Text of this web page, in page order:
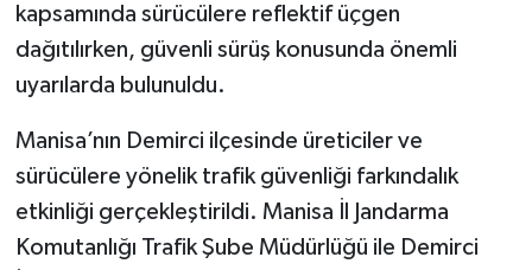
kapsamında sürücülere reflektif üçgen
dağıtılırken, güvenli sürüş konusunda önemli
uyarılarda bulunuldu.
Manisa’nın Demirci ilçesinde üreticiler ve
sürücülere yönelik trafik güvenliği farkındalık
etkinliği gerçekleştirildi. Manisa İl Jandarma
Komutanlığı Trafik Şube Müdürlüğü ile Demirci